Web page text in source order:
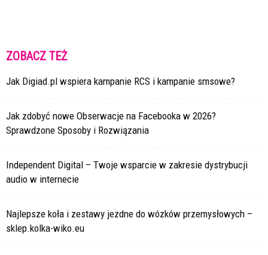
ZOBACZ TEŻ
Jak Digiad.pl wspiera kampanie RCS i kampanie smsowe?
Jak zdobyć nowe Obserwacje na Facebooka w 2026?
Sprawdzone Sposoby i Rozwiązania
Independent Digital – Twoje wsparcie w zakresie dystrybucji
audio w internecie
Najlepsze koła i zestawy jezdne do wózków przemysłowych –
sklep.kolka-wiko.eu